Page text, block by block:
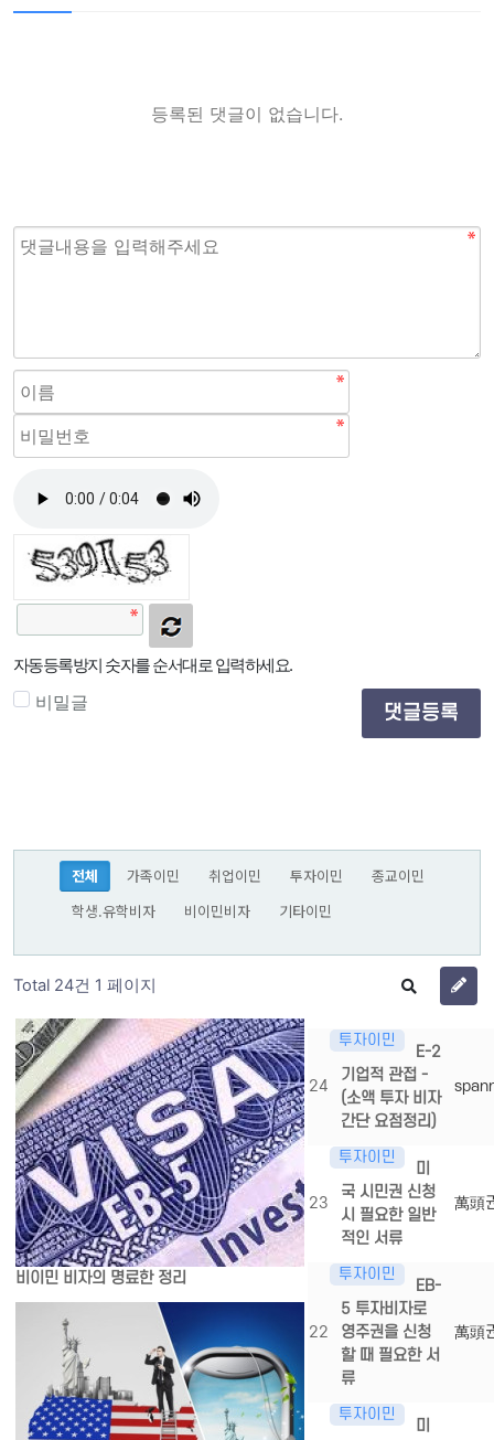
등록된 댓글이 없습니다.
자동등록방지 숫자를 순서대로 입력하세요.
비밀글 댓글등록
전체 가족이민 취업이민 투자이민
종교이민
학생.유학비자
비이민비자 기타이민
Total 24건 1 페이지
비이민 비자의 명료한 정리
24
투자이민
E-2
기업적 관접 -
(소액 투자 비자
간단 요점정리)
23
투자이민
미
국 시민권 신청
시 필요한 일반
적인 서류
萬頭
22
투자이민
EB-
5 투자비자로
영주권을 신청
할 때 필요한 서
류
萬頭
투자이민
미